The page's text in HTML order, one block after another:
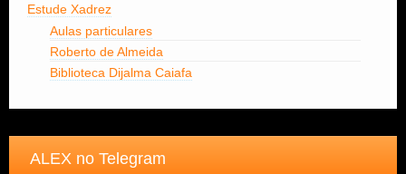
Estude Xadrez
Aulas particulares
Roberto de Almeida
Biblioteca Dijalma Caiafa
ALEX no Telegram